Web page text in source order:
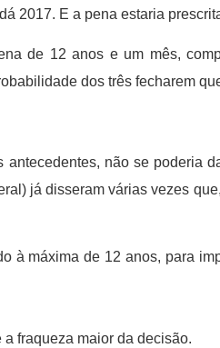
2017. E a pena estaria
de 12 anos e um mês,
dos três fecharem
não se poderia
já disseram várias vezes
à máxima de 12 anos, para
fraqueza maior da decisão.